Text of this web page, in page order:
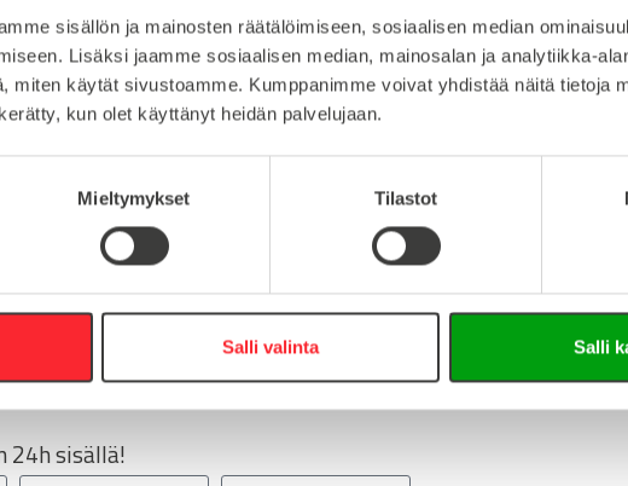
sisällön ja mainosten räätälöimiseen, sosiaalisen median
Lisäksi jaamme sosiaalisen median, mainosalan ja analytiikka-
miten käytät sivustoamme. Kumppanimme voivat yhdistää näitä tietoja
kun olet käyttänyt heidän palvelujaan.
Mieltymykset Tilastot
Salli valinta Salli
Lataa 3D-tiedosto
info@easy-systems.fi
24h sisällä!